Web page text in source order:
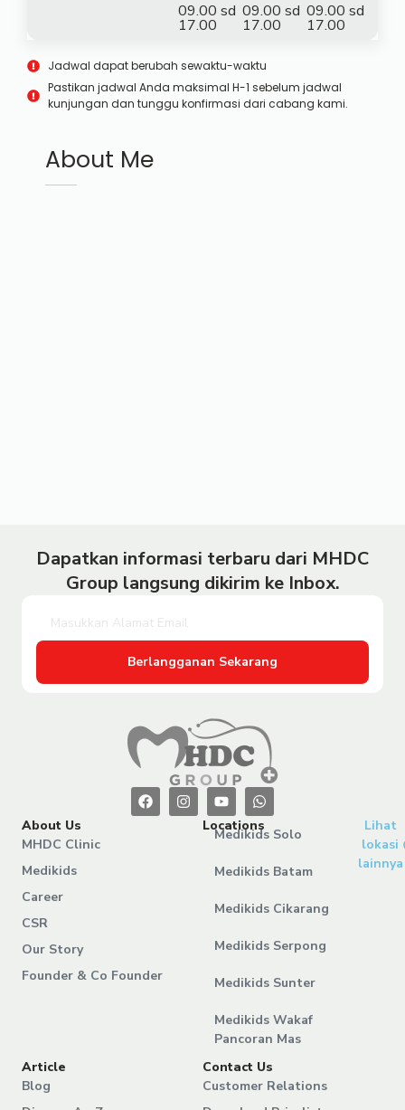
09.00 sd
17.00
09.00 sd
17.00
09.00 sd
17.00
Jadwal dapat berubah sewaktu-waktu
Pastikan jadwal Anda maksimal H-1 sebelum jadwal
kunjungan dan tunggu konfirmasi dari cabang kami.
About Me
Dapatkan informasi terbaru dari MHDC
Group langsung dikirim ke Inbox.
Berlangganan Sekarang
About Us
MHDC Clinic
Medikids
Career
CSR
Our Story
Founder & Co Founder
Locations
Medikids Solo
Medikids Batam
Medikids Cikarang
Medikids Serpong
Medikids Sunter
Medikids Wakaf
Pancoran Mas
Lihat
lokasi
lainnya
Article
Blog
Contact Us
Customer Relations